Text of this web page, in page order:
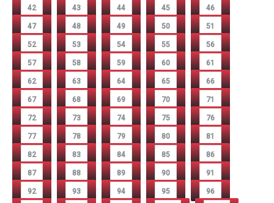
42 43 44 45 46
47 48 49 50 51
52 53 54 55 56
57 58 59 60 61
62 63 64 65 66
67 68 69 70 71
72 73 74 75 76
77 78 79 80 81
82 83 84 85 86
87 88 89 90 91
92 93 94 95 96